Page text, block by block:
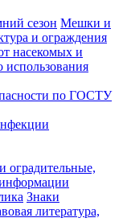
сезон Мешки и
и ограждения
насекомых и
по ГОСТУ
оградительные,
Знаки
литература,